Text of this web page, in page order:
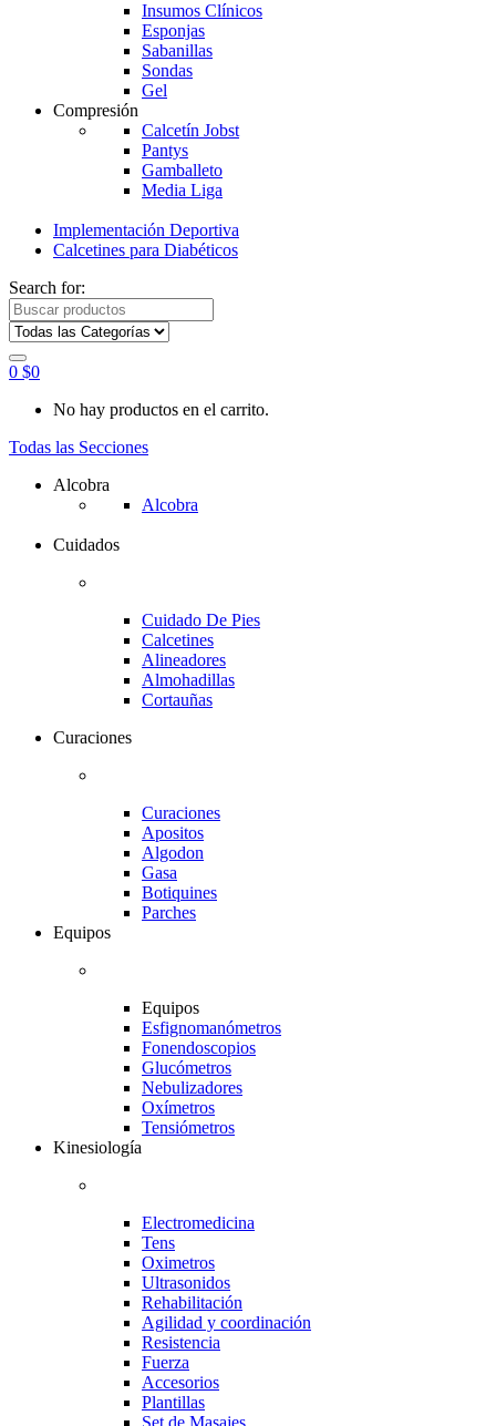
Insumos Clínicos
Esponjas
Sabanillas
Sondas
Gel
Compresión
Calcetín Jobst
Pantys
Gamballeto
Media Liga
Implementación Deportiva
Calcetines para Diabéticos
Search for:
0 $0
No hay productos en el carrito.
Todas las Secciones
Alcobra
Alcobra
Cuidados
Cuidado De Pies
Calcetines
Alineadores
Almohadillas
Cortauñas
Curaciones
Curaciones
Apositos
Algodon
Gasa
Botiquines
Parches
Equipos
Equipos
Esfignomanómetros
Fonendoscopios
Glucómetros
Nebulizadores
Oxímetros
Tensiómetros
Kinesiología
Electromedicina
Tens
Oximetros
Ultrasonidos
Rehabilitación
Agilidad y coordinación
Resistencia
Fuerza
Accesorios
Plantillas
Set de Masajes